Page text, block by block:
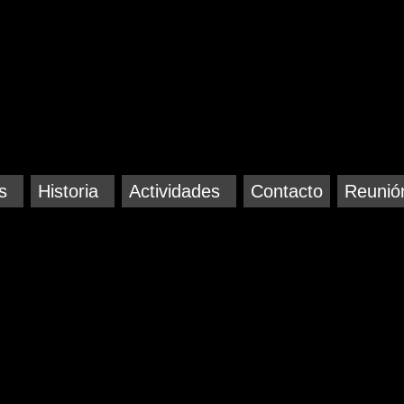
Historia Actividades Contacto